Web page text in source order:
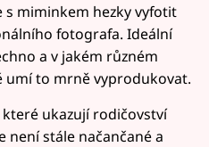
s miminkem hezky vyfotit
fotografa. Ideální
a v jakém různém
to mrně vyprodukovat.
ukazují rodičovství
není stále načančané a